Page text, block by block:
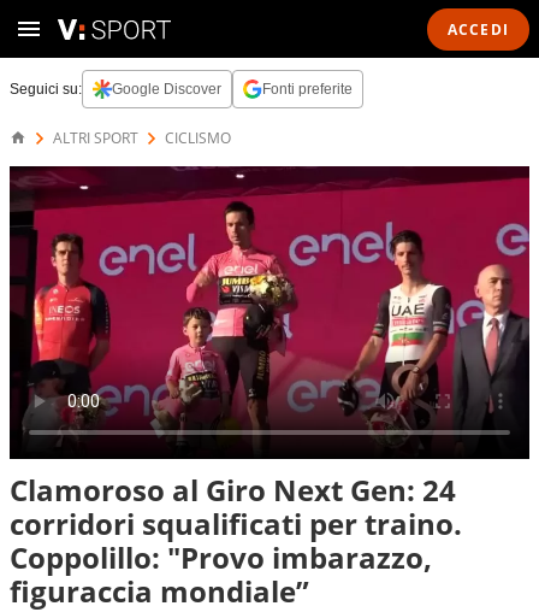
ACCEDI
Seguici su: Google Discover Fonti preferite
ALTRI SPORT CICLISMO
Clamoroso al Giro Next Gen: 24
corridori squalificati per traino.
Coppolillo: "Provo imbarazzo,
figuraccia mondiale”